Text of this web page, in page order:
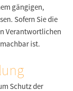
gängigen,
Sofern Sie die
Verantwortlichen
ist.
Schutz der